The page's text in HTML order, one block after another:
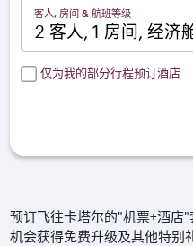
客人, 房间 & 航班等级
2 客人, 1 房间, 经济
仅为我的部分行程预订酒店
预订飞往卡塔尔的"机票+酒店
机会获得免费升级及其他特别